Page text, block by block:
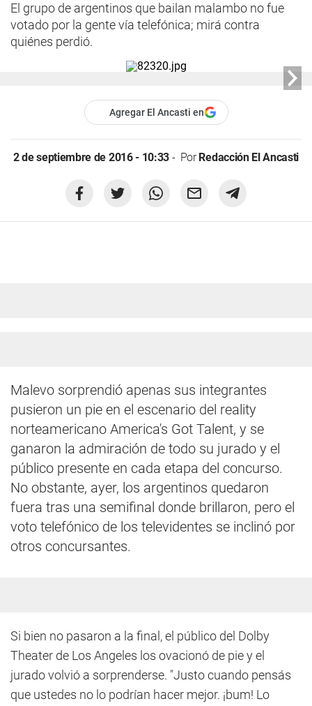
El grupo de argentinos que bailan malambo no fue
votado por la gente vía telefónica; mirá contra
quiénes perdió.
Agregar El Ancasti en
2 de septiembre de 2016 - 10:33 PorRedacción El Ancasti
Malevo sorprendió apenas sus integrantes
pusieron un pie en el escenario del reality
norteamericano America's Got Talent, y se
ganaron la admiración de todo su jurado y el
público presente en cada etapa del concurso.
No obstante, ayer, los argentinos quedaron
fuera tras una semifinal donde brillaron, pero el
voto telefónico de los televidentes se inclinó por
otros concursantes.
Si bien no pasaron a la final, el público del Dolby
Theater de Los Angeles los ovacionó de pie y el
jurado volvió a sorprenderse. "Justo cuando pensás
que ustedes no lo podrían hacer mejor. ¡bum! Lo